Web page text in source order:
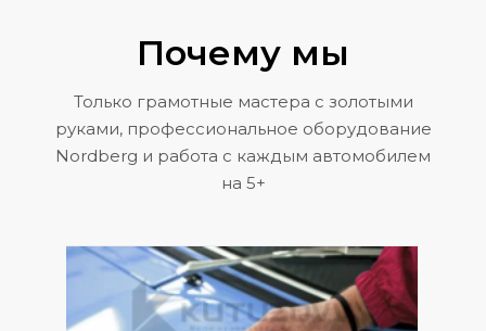
Почему мы
Только грамотные мастера с золотыми
руками, профессиональное оборудование
Nordberg и работа с каждым автомобилем
на 5+